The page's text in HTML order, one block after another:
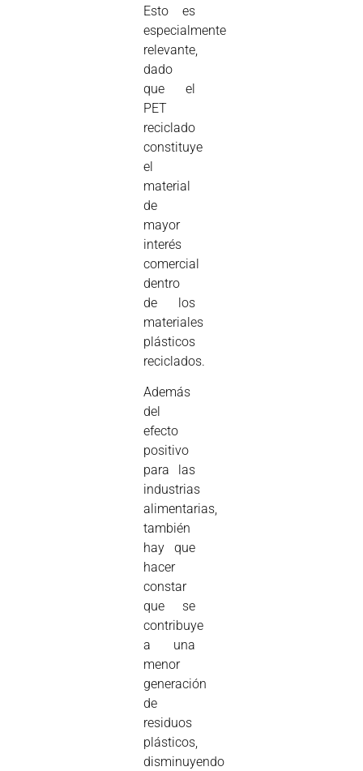
Esto es
especialmente
relevante,
dado
que el
PET
reciclado
constituye
el
material
de
mayor
interés
comercial
dentro
de los
materiales
plásticos
reciclados.
Además
del
efecto
positivo
para las
industrias
alimentarias,
también
hay que
hacer
constar
que se
contribuye
a una
menor
generación
de
residuos
plásticos,
disminuyendo